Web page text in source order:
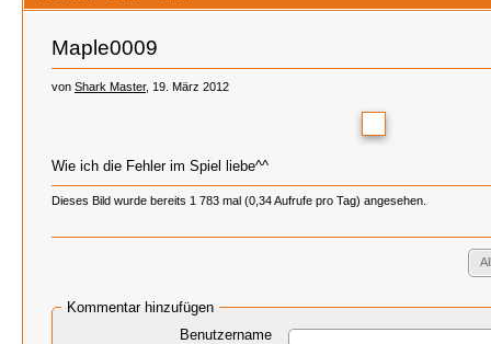
Maple0009
von Shark Master, 19. März 2012
Wie ich die Fehler im Spiel liebe^^
Dieses Bild wurde bereits 1 783 mal (0,34 Aufrufe pro Tag) angesehen.
Kommentar hinzufügen
Benutzername